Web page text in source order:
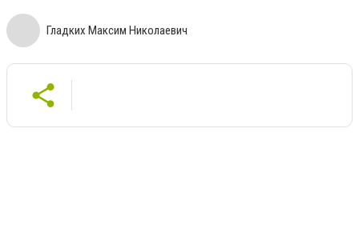
Гладких Максим Николаевич